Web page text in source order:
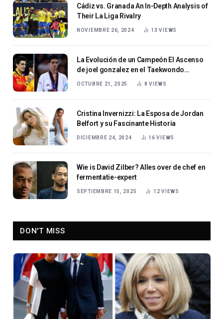
Cádiz vs. Granada An In-Depth Analysis of
Their La Liga Rivalry
NOVIEMBRE 26, 2024 13VIEWS
La Evolución de un Campeón El Ascenso
de joel gonzalez en el Taekwondo
OCTUBRE 21, 2025 8VIEWS
Cristina Invernizzi: La Esposa de Jordan
Belfort y su Fascinante Historia
DICIEMBRE 24, 2024 16VIEWS
Wie is David Zilber? Alles over de chef en
fermentatie-expert
SEPTIEMBRE 15, 2025 12VIEWS
DON'T MISS